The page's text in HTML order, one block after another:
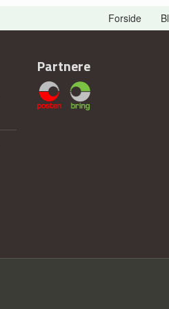
Forside
Partnere